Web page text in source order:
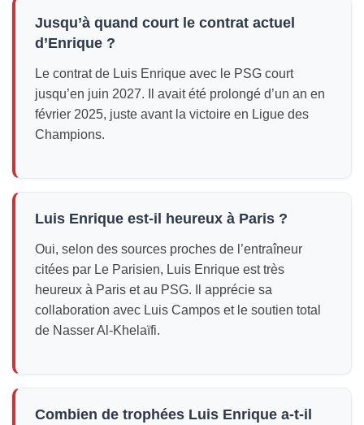
Jusqu’à quand court le contrat actuel
d’Enrique ?
Le contrat de Luis Enrique avec le PSG court
jusqu’en juin 2027. Il avait été prolongé d’un an en
février 2025, juste avant la victoire en Ligue des
Champions.
Luis Enrique est-il heureux à Paris ?
Oui, selon des sources proches de l’entraîneur
citées par Le Parisien, Luis Enrique est très
heureux à Paris et au PSG. Il apprécie sa
collaboration avec Luis Campos et le soutien total
de Nasser Al-Khelaïfi.
Combien de trophées Luis Enrique a-t-il